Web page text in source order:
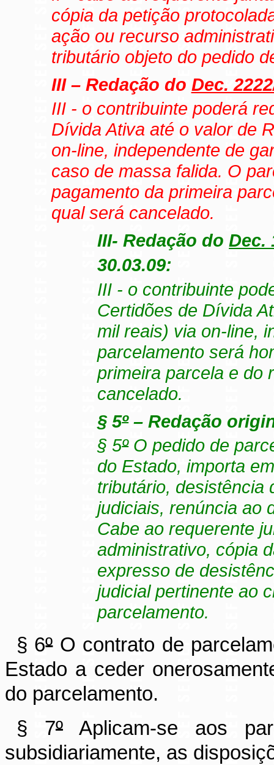
cópia da petição
ação ou recurso
tributário objeto do pedido
III – Redação do Dec.
III - o contribuinte poderá
Dívida Ativa até o valor de
on-line, independente de
caso de massa falida. O
pagamento da primeira
qual será cancelado.
III- Redação doDec.
30.03.09:
III - o contribuinte
Certidões de Dívida
mil reais) via on-line,
parcelamento será
primeira parcela e do
cancelado.
§ 5º– Redação
§ 5ºO pedido de
do Estado, importa
tributário, desistência
judiciais, renúncia ao
Cabe ao requerente
administrativo, cópia
expresso de
judicial pertinente ao
parcelamento.
§ 6ºO contrato de
Estado a ceder
do parcelamento.
§ 7ºAplicam-se aos
subsidiariamente, as